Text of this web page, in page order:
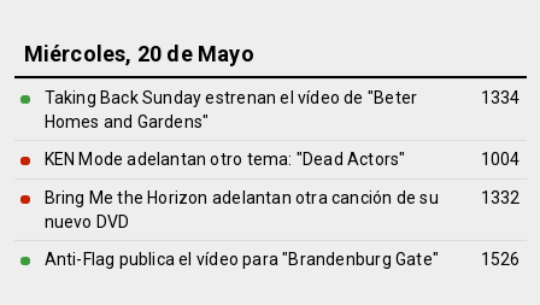
Miércoles, 20 de Mayo
Taking Back Sunday estrenan el vídeo de "Beter
Homes and Gardens"
1334
KEN Mode adelantan otro tema: "Dead Actors"
1004
Bring Me the Horizon adelantan otra canción de su
nuevo DVD
1332
Anti-Flag publica el vídeo para "Brandenburg Gate" 1526